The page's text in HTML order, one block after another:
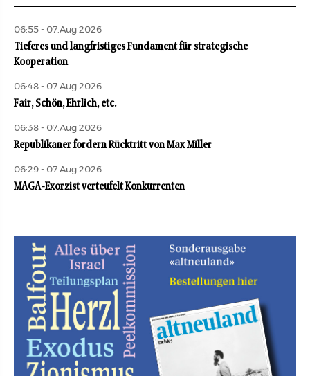
06:55 - 07.Aug 2026
Tieferes und langfristiges Fundament für strategische
Kooperation
06:48 - 07.Aug 2026
Fair, Schön, Ehrlich, etc.
06:38 - 07.Aug 2026
Republikaner fordern Rücktritt von Max Miller
06:29 - 07.Aug 2026
MAGA-Exorzist verteufelt Konkurrenten